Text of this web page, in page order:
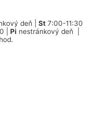
deň | St 7:00-11:30
| Pi nestránkový deň |